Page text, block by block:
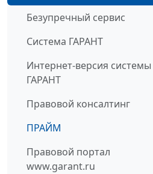
Безупречный сервис
Система ГАРАНТ
Интернет-версия системы
ГАРАНТ
Правовой консалтинг
ПРАЙМ
Правовой портал
www.garant.ru